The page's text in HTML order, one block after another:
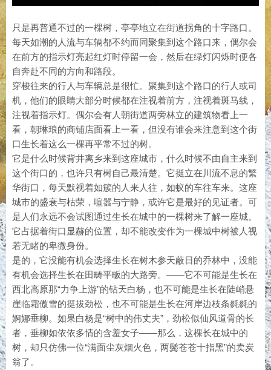
只是再普通不过的一棵树，亭亭地立在街道拐角的十字路口。
每天如潮的人流与车辆都不约而同聚集到这个路口来，偶尔会
在前方的指示灯亮起红灯时停留一会，然后在绿灯闪烁时便各
自奔赴不同的方向和路段。
穿梭往来的行人与车辆总是很忙。聚集到这个路口的行人或司
机，他们的眼睛大部分时候都在注视着前方，注视着斑马线，
注视着指示灯。偶尔会有人朝街道两旁林立的建筑物看上一
看，朝琳琅的商铺店面看上一看，但没有谁会来注意到这个街
口生长着这么一棵再平常不过的树。
它是什么时候背井离乡来到这座城市，什么时候不由自主来到
这个街口的，也许只有树自己最清楚。它挺立在川流不息的繁
华街口，每天默视着如簇的人来人往，如蚁的车往车来。这座
城市的盛衰与枯荣，喧嚣与宁静，或许它是最好的见证者。可
是人们永远不会试图通过生长在城中的一棵树来了解一座城。
它占据着街口显赫的位置，却不能改变作为一棵城中树被人视
若无睹的卑微身份。
是的，它没能有机会选择生长在树木参天蔽日的乔林中，没能
有机会选择生长在田畴平畈的大路旁。——它不可能是生长在
西北高原那“力争上游”的钻天白杨，也不可能是生长在陡峭悬
崖临霜傲雪的挺拔劲松，也不可能是生长在河岸边枝条毵毵的
婀娜垂柳。如果白杨是“树中的伟丈夫”，劲松似仙风道骨的长
者，垂柳如依依多情的含羞女子——那么，这棵长在城中的
树，却只仿佛一位“满面尘灰烟火色，两鬓苍苍十指黑”的卖炭
翁了。